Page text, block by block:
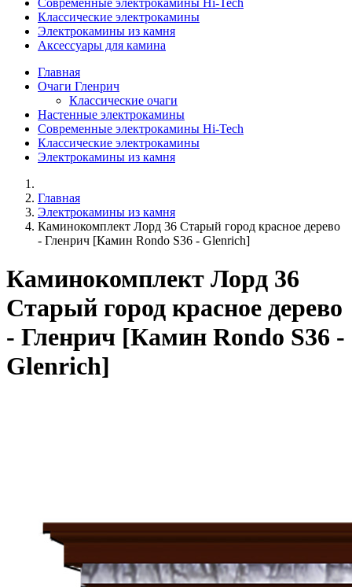
Классические электрокамины
Электрокамины из камня
Аксессуары для камина
Главная
Очаги Гленрич
Классические очаги
Настенные электрокамины
Современные электрокамины Hi-Tech
Классические электрокамины
Электрокамины из камня
Главная
Электрокамины из камня
Каминокомплект Лорд 36 Старый город красное дерево
- Гленрич [Камин Rondo S36 - Glenrich]
Каминокомплект Лорд 36
Старый город красное дерево
- Гленрич [Камин Rondo S36 -
Glenrich]